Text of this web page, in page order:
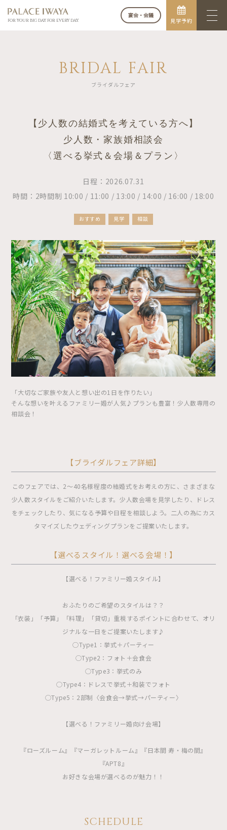
FOR YOUR BIG DAY. FOR EVERY DAY.
宴会・会議
見学予約
BRIDAL FAIR
ブライダルフェア
【少人数の結婚式を考えている方へ】
少人数・家族婚相談会
〈選べる挙式＆会場＆プラン〉
日程：2026.07.31
時間：2時間制 10:00 / 11:00 / 13:00 / 14:00 / 16:00 / 18:00
おすすめ 見学 相談
「大切なご家族や友人と想い出の1日を作りたい」
そんな想いを叶えるファミリー婚が人気♪プランも豊富！少人数専用の
相談会！
【ブライダルフェア詳細】
このフェアでは、2〜40名様程度の結婚式をお考えの方に、さまざまな
少人数スタイルをご紹介いたします。少人数会場を見学したり、ドレス
をチェックしたり、気になる予算や日程を相談しよう。二人の為にカス
タマイズしたウェディングプランをご提案いたします。
【選べるスタイル！選べる会場！】
【選べる！ファミリー婚スタイル】
おふたりのご希望のスタイルは？？
「衣装」「予算」「料理」「貸切」重視するポイントに合わせて、オリ
ジナルな一日をご提案いたします♪
◯Type1：挙式＋パーティー
◯Type2：フォト＋会食会
◯Type3：挙式のみ
◯Type4：ドレスで挙式＋和装でフォト
◯Type5：2部制〈会食会→挙式→パーティー〉
【選べる！ファミリー婚向け会場】
『ローズルーム』『マーガレットルーム』『日本間 寿・梅の間』
『APT8』
お好きな会場が選べるのが魅力！！
SCHEDULE